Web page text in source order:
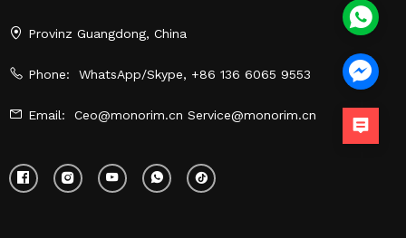
Provinz Guangdong, China
Phone: WhatsApp/Skype, +86 136 6065 9553
Email: Ceo@monorim.cn Service@monorim.cn